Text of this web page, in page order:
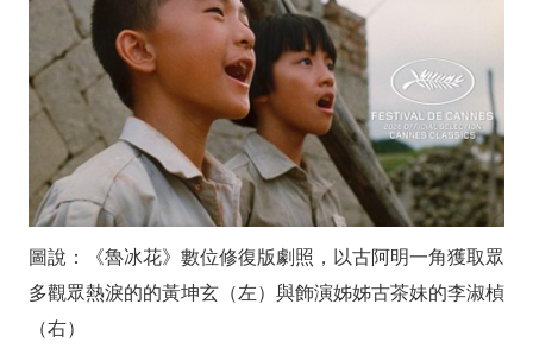
「唯
一
入
選」
台
灣
電
圖說：《魯冰花》數位修復版劇照，以古阿明一角獲取眾
多觀眾熱淚的的黃坤玄（左）與飾演姊姊古茶妹的李淑楨
（右）